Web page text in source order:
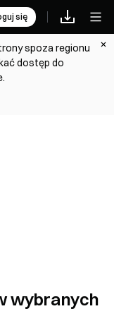
się
spoza regionu
dostęp do
wybranych